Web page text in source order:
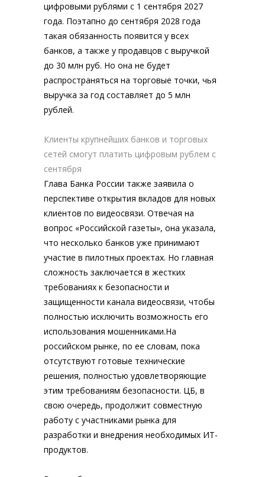
цифровыми рублями с 1 сентября 2027
года. Поэтапно до сентября 2028 года
такая обязанность появится у всех
банков, а также у продавцов с выручкой
до 30 млн руб. Но она не будет
распространяться на торговые точки, чья
выручка за год составляет до 5 млн
рублей.
Клиенты крупнейших банков и торговых
сетей смогут платить цифровым рублем с
сентября
Глава Банка России также заявила о
перспективе открытия вкладов для новых
клиентов по видеосвязи. Отвечая на
вопрос «Российской газеты», она указала,
что несколько банков уже принимают
участие в пилотных проектах. Но главная
сложность заключается в жестких
требованиях к безопасности и
защищенности канала видеосвязи, чтобы
полностью исключить возможность его
использования мошенниками.На
российском рынке, по ее словам, пока
отсутствуют готовые технические
решения, полностью удовлетворяющие
этим требованиям безопасности. ЦБ, в
свою очередь, продолжит совместную
работу с участниками рынка для
разработки и внедрения необходимых ИТ-
продуктов.